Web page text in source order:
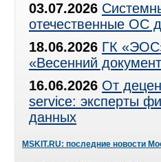
03.07.2026
отечественные ОС
18.06.2026 ГК
«Весенний
16.06.2026 От
service: эксперты
данных
MSKIT.RU: последние новости